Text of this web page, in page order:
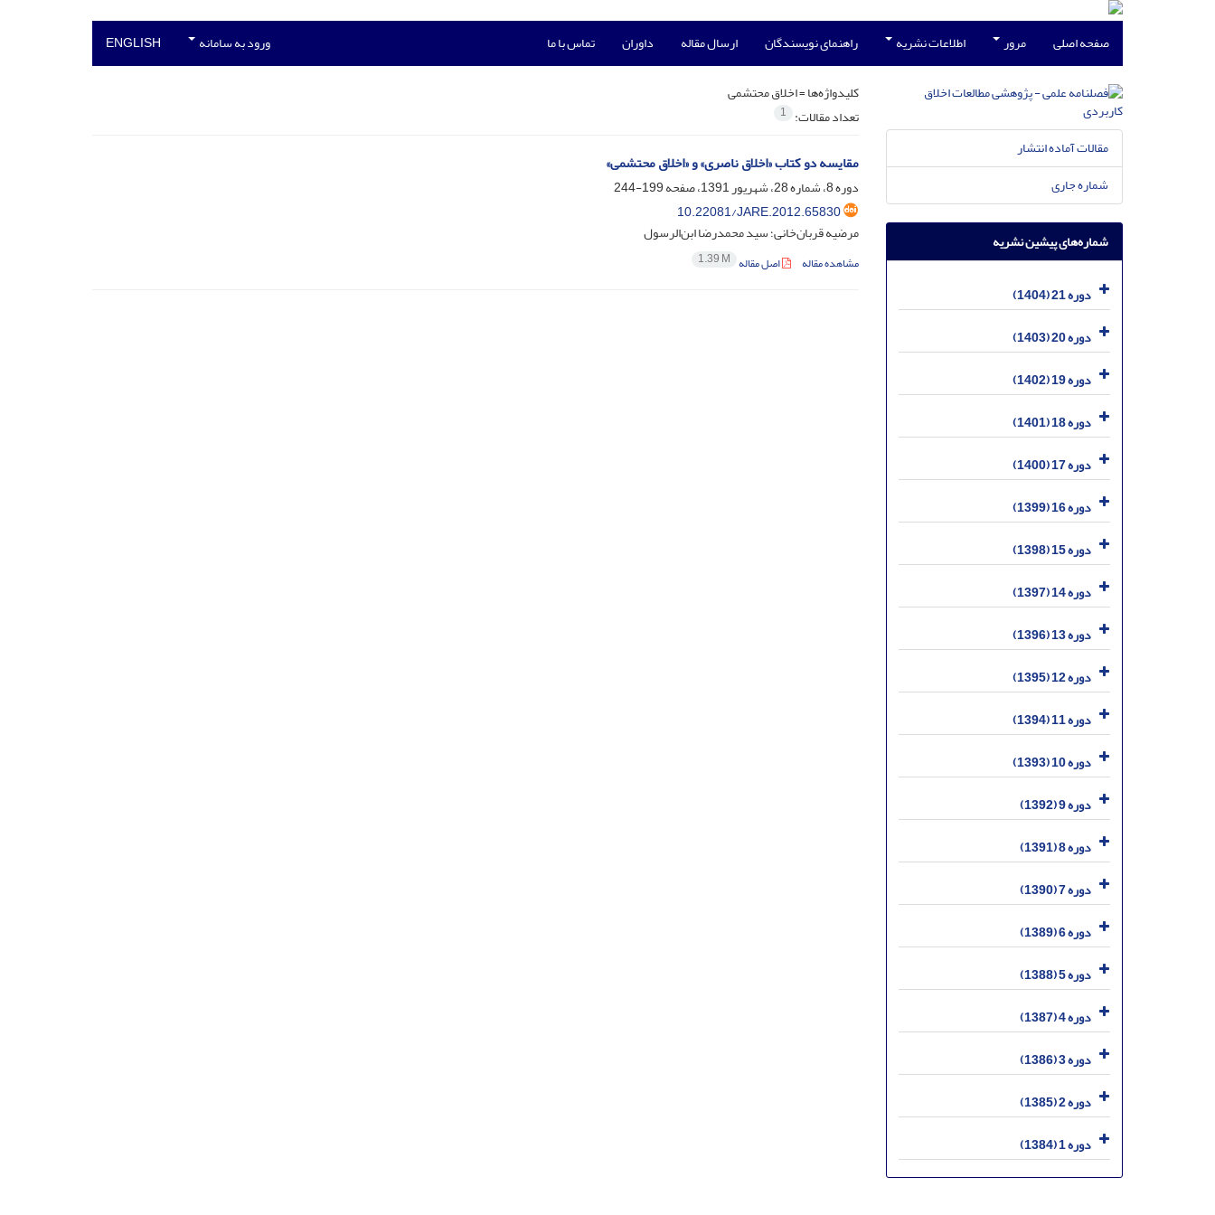
صفحه اصلی مرور اطلاعات نشریه راهنمای نویسندگان ارسال مقاله داوران تماس با ما ورود به سامانه ENGLISH
کلیدواژه‌ها =اخلاق محتشمی
تعداد مقالات: 1
مقایسه دو کتاب «اخلاق ناصری» و «اخلاق محتشمی»
دوره 8، شماره 28، شهریور 1391، صفحه
199-244
10.22081/JARE.2012.65830
مرضیه قربان‌خانی؛ سید محمدرضا ابن‌الرسول
مشاهده مقاله اصل مقاله 1.39 M
مقالات آماده انتشار
شماره جاری
شماره‌های پیشین نشریه
دوره 21 (1404)
دوره 20 (1403)
دوره 19 (1402)
دوره 18 (1401)
دوره 17 (1400)
دوره 16 (1399)
دوره 15 (1398)
دوره 14 (1397)
دوره 13 (1396)
دوره 12 (1395)
دوره 11 (1394)
دوره 10 (1393)
دوره 9 (1392)
دوره 8 (1391)
دوره 7 (1390)
دوره 6 (1389)
دوره 5 (1388)
دوره 4 (1387)
دوره 3 (1386)
دوره 2 (1385)
دوره 1 (1384)